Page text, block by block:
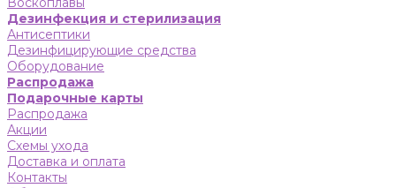
Дезинфекция и стерилизация
Антисептики
Дезинфицирующие средства
Оборудование
Распродажа
Подарочные карты
Распродажа
Акции
Схемы ухода
Доставка и оплата
Контакты